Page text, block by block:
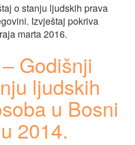
o stanju ljudskih prava
Izvještaj pokriva
marta 2016.
Godišnji
ljudskih
u Bosni
2014.